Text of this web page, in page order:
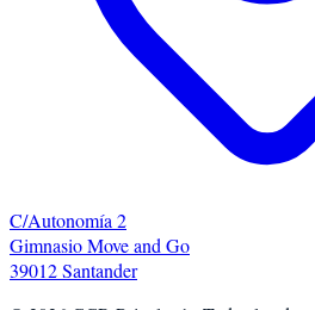
C/Autonomía 2
Gimnasio Move and Go
39012 Santander